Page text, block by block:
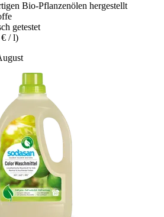
Bio-Pflanzenölen hergestellt
getestet
/ l)